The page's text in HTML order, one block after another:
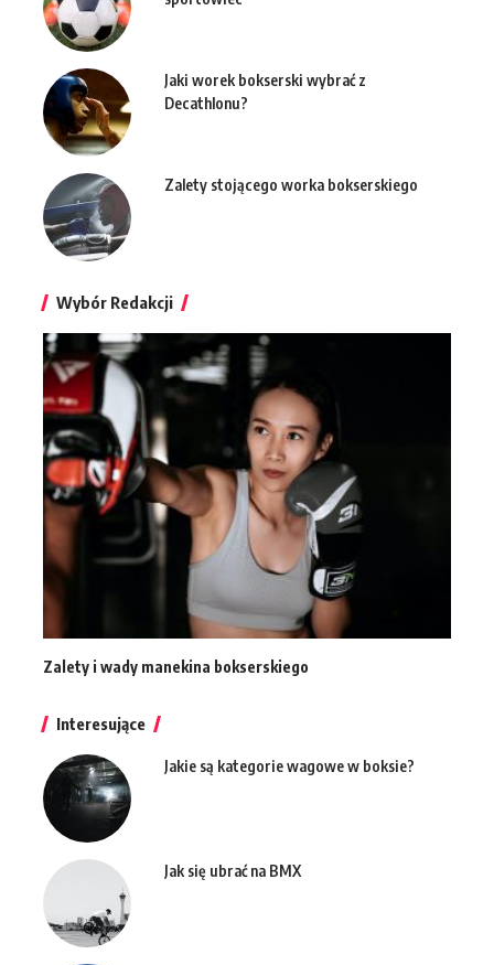
Jaki worek bokserski wybrać z
Decathlonu?
Zalety stojącego worka bokserskiego
Wybór Redakcji
Zalety i wady manekina bokserskiego
Interesujące
Jakie są kategorie wagowe w boksie?
Jak się ubrać na BMX